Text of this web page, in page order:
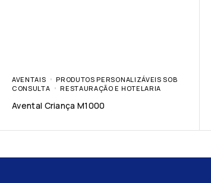
AVENTAIS
PRODUTOS PERSONALIZÁVEIS SOB
CONSULTA
RESTAURAÇÃO E HOTELARIA
Avental Criança M1000